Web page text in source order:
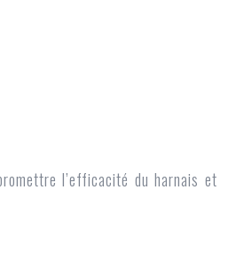
l’efficacité du harnais et